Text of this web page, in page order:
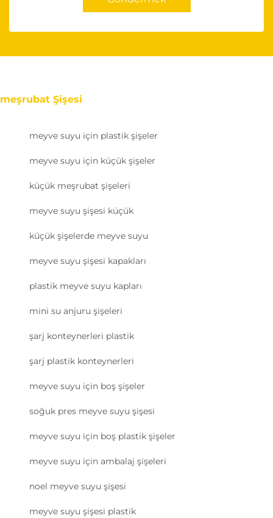
meşrubat Şişesi
meyve suyu için plastik şişeler
meyve suyu için küçük şişeler
küçük meşrubat şişeleri
meyve suyu şişesi küçük
küçük şişelerde meyve suyu
meyve suyu şişesi kapakları
plastik meyve suyu kapları
mini su anjuru şişeleri
şarj konteynerleri plastik
şarj plastik konteynerleri
meyve suyu için boş şişeler
soğuk pres meyve suyu şişesi
meyve suyu için boş plastik şişeler
meyve suyu için ambalaj şişeleri
noel meyve suyu şişesi
meyve suyu şişesi plastik